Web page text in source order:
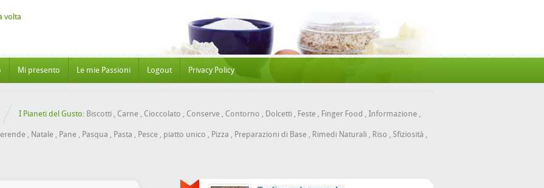
Mi presento Le mie Passioni Logout Privacy Policy
I Pianeti del Gusto: Biscotti , Carne , Cioccolato , Conserve , Contorno , Dolcetti , Feste , Finger Food , Informazione ,
, Natale , Pane , Pasqua , Pasta , Pesce , piatto unico , Pizza , Preparazioni di Base , Rimedi Naturali , Riso , Sfiziosità ,